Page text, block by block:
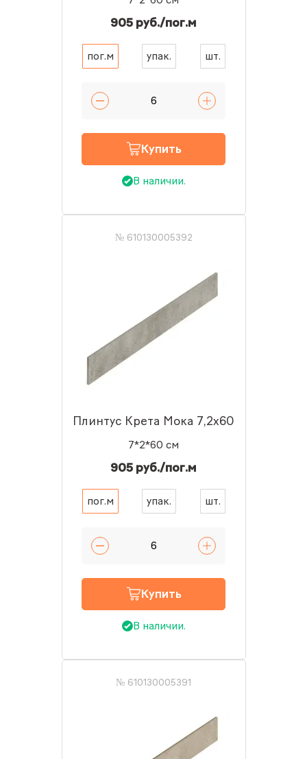
905 руб./пог.м
пог.м упак. шт.
Купить
В наличии.
№ 610130005392
Плинтус Крета Мока 7,2x60
7*2*60 см
905 руб./пог.м
пог.м упак. шт.
Купить
В наличии.
№ 610130005391